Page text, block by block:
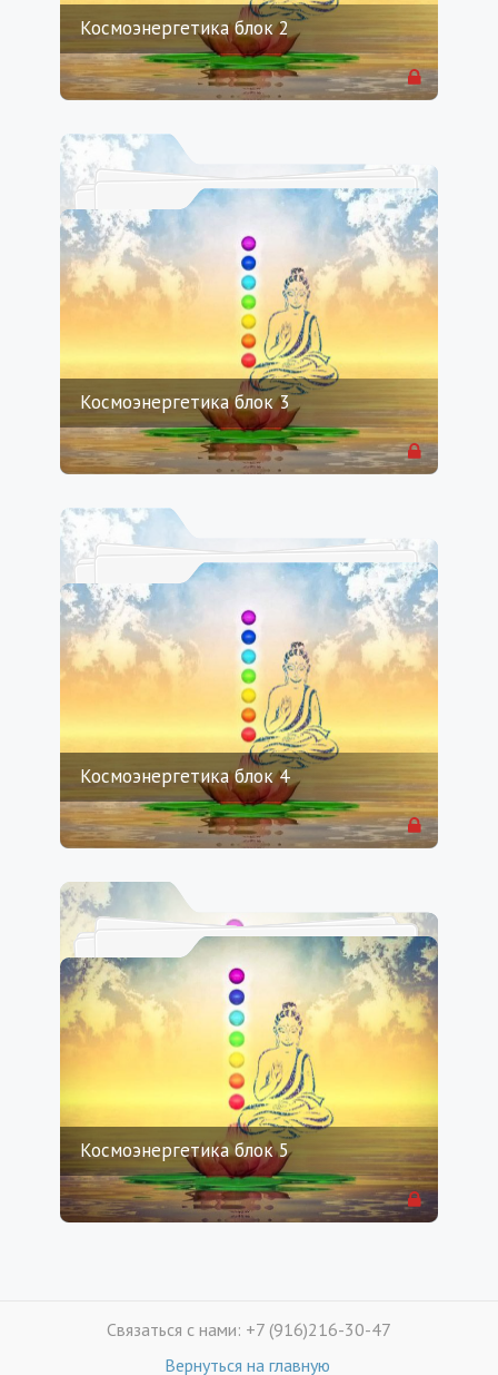
Космоэнергетика блок 2
Космоэнергетика блок 3
Космоэнергетика блок 4
Космоэнергетика блок 5
Связаться с нами: +7 (916)216-30-47
Вернуться на главную